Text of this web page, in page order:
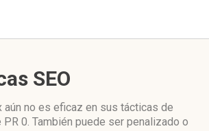
SEO
aún no es eficaz en sus tácticas de
PR 0. También puede ser penalizado o